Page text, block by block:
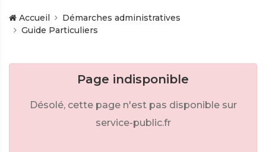
Accueil
Démarches administratives
Guide Particuliers
Page indisponible
Désolé, cette page n'est pas disponible sur
service-public.fr